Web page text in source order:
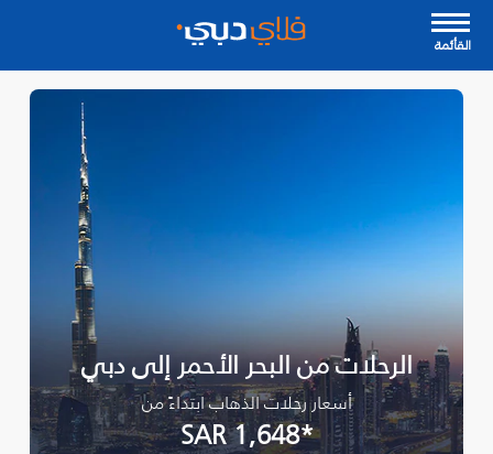
القأئمة
الرحلات من البحر الأحمر إلى دبي
أسعار رحلات الذهاب ابتداءً من
*SAR 1,648